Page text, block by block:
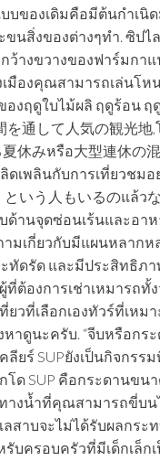
บของเดิมคือมีต้นกำเนิ
ขนสิ่งของต่างๆทำ. ซิปไ
ว้างขวางของฟาร์มกาแ
มืองคุณสามารถเล่นโห
งฤดูใบไม้ผลิ ฤดูร้อน ฤ
を通して人気の観光地
休みหรือ大型連休の
ดเพลินกับการเที่ยวชมอ
いう人もいるのแล้ว
ด้านจุดซ่อนเร้นและอา
มเกี่ยวกับมีแผนหลากห
ทัดรัด และมีประสิทธิภ
ที่ต้องการเช่าเหมารถทั้
ยวที่เลือกเองทัวร์ที่เหม
าดูนะครับ. “จีบหรือกร
ลียร์ SUPยังเป็นกิจกรร
โด SUP คือกระดานขน
างน้ำที่คุณสามารถขี่บน
สาบจะไม่ได้รับผลกระ
บครอบครัวที่มีเด็กเล็กเ